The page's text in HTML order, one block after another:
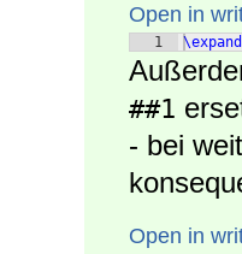
Open in
1
##1
- bei
Open in